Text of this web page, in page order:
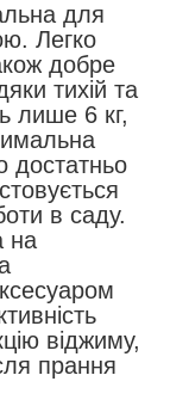
для
Легко
добре
тихій та
лише 6 кг,
достатньо
в саду.
на
віджиму,
прання